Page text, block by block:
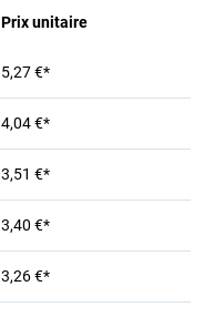
Prix unitaire
5,27 €*
4,04 €*
3,51 €*
3,40 €*
3,26 €*